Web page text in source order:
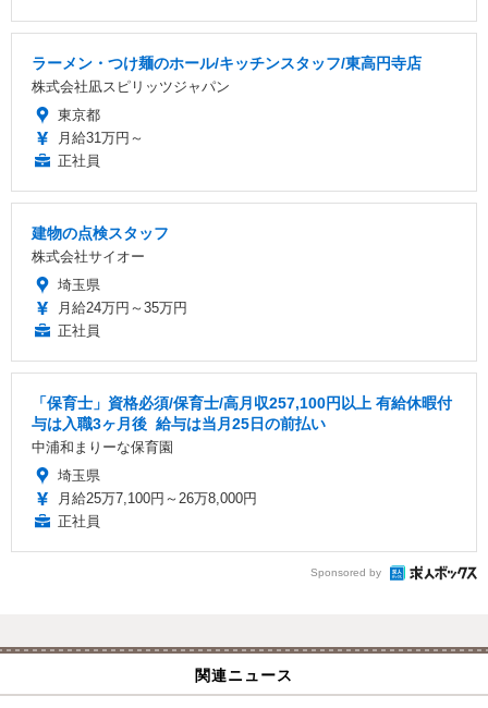
ラーメン・つけ麺のホール/キッチンスタッフ/東高円寺店
株式会社凪スピリッツジャパン
東京都
月給31万円～
正社員
建物の点検スタッフ
株式会社サイオー
埼玉県
月給24万円～35万円
正社員
「保育士」資格必須/保育士/️高月収257,100円以上 ️有給休暇付
与は入職3ヶ月後 ️ 給与は当月25日の前払い
中浦和まりーな保育園
埼玉県
月給25万7,100円～26万8,000円
正社員
Sponsored by
関連ニュース